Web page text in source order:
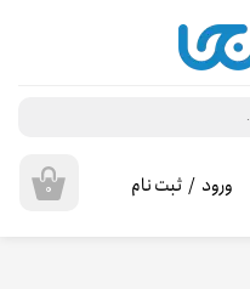
۰ ورود / ثبت نام